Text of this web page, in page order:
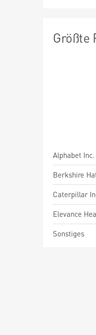
Größte
Alphabet Inc.
Berkshire
Caterpillar
Elevance
Sonstiges